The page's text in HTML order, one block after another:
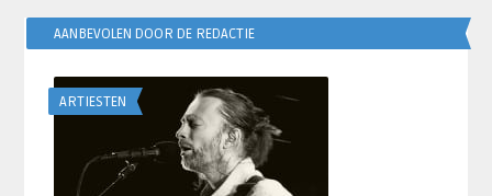
AANBEVOLEN DOOR DE REDACTIE
ARTIESTEN